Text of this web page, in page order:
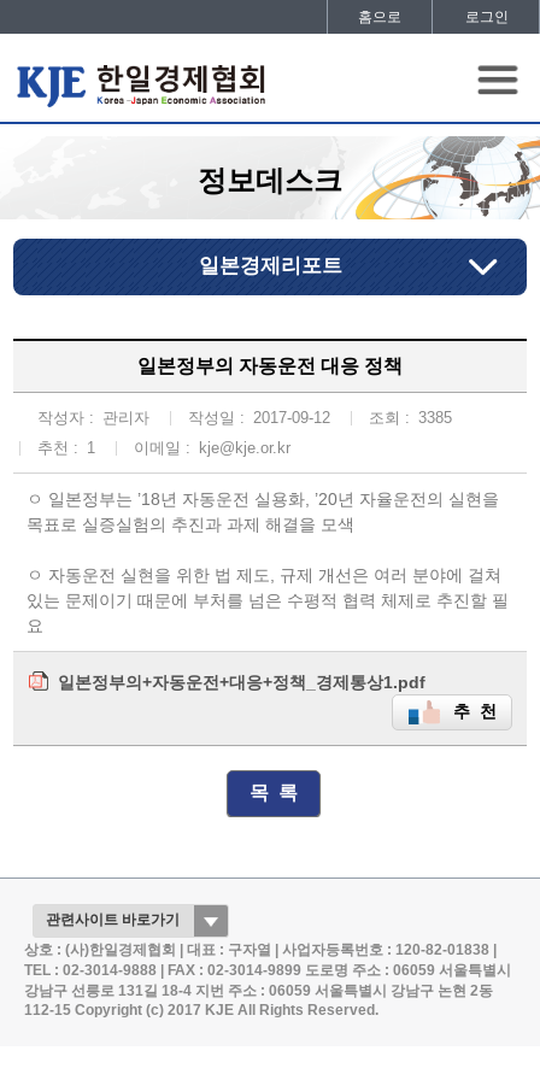
홈으로 로그인
정보데스크
일본경제리포트
일본정부의 자동운전 대응 정책
작성자 : 관리자 작성일 : 2017-09-12 조회 : 3385
추천 : 1 이메일 : kje@kje.or.kr
ㅇ 일본정부는 ’18년 자동운전 실용화, ’20년 자율운전의 실현을
목표로 실증실험의 추진과 과제 해결을 모색
ㅇ 자동운전 실현을 위한 법 제도, 규제 개선은 여러 분야에 걸쳐
있는 문제이기 때문에 부처를 넘은 수평적 협력 체제로 추진할 필
요
일본정부의+자동운전+대응+정책_경제통상1.pdf
추 천
목 록
상호 : (사)한일경제협회 | 대표 : 구자열 | 사업자등록번호 : 120-82-01838 |
TEL : 02-3014-9888 | FAX : 02-3014-9899도로명 주소 : 06059 서울특별시
강남구 선릉로 131길 18-4 지번 주소 : 06059 서울특별시 강남구 논현 2동
112-15Copyright (c) 2017 KJE All Rights Reserved.